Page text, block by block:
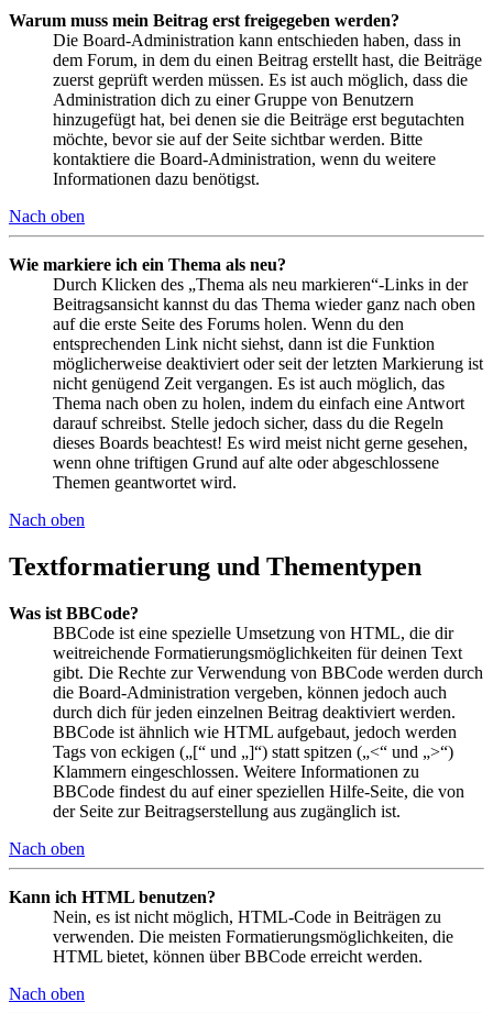
Warum muss mein Beitrag erst freigegeben werden?
Die Board-Administration kann entschieden haben, dass in
dem Forum, in dem du einen Beitrag erstellt hast, die Beiträge
zuerst geprüft werden müssen. Es ist auch möglich, dass die
Administration dich zu einer Gruppe von Benutzern
hinzugefügt hat, bei denen sie die Beiträge erst begutachten
möchte, bevor sie auf der Seite sichtbar werden. Bitte
kontaktiere die Board-Administration, wenn du weitere
Informationen dazu benötigst.
Nach oben
Wie markiere ich ein Thema als neu?
Durch Klicken des „Thema als neu markieren“-Links in der
Beitragsansicht kannst du das Thema wieder ganz nach oben
auf die erste Seite des Forums holen. Wenn du den
entsprechenden Link nicht siehst, dann ist die Funktion
möglicherweise deaktiviert oder seit der letzten Markierung ist
nicht genügend Zeit vergangen. Es ist auch möglich, das
Thema nach oben zu holen, indem du einfach eine Antwort
darauf schreibst. Stelle jedoch sicher, dass du die Regeln
dieses Boards beachtest! Es wird meist nicht gerne gesehen,
wenn ohne triftigen Grund auf alte oder abgeschlossene
Themen geantwortet wird.
Nach oben
Textformatierung und Thementypen
Was ist BBCode?
BBCode ist eine spezielle Umsetzung von HTML, die dir
weitreichende Formatierungsmöglichkeiten für deinen Text
gibt. Die Rechte zur Verwendung von BBCode werden durch
die Board-Administration vergeben, können jedoch auch
durch dich für jeden einzelnen Beitrag deaktiviert werden.
BBCode ist ähnlich wie HTML aufgebaut, jedoch werden
Tags von eckigen („[“ und „]“) statt spitzen („<“ und „>“)
Klammern eingeschlossen. Weitere Informationen zu
BBCode findest du auf einer speziellen Hilfe-Seite, die von
der Seite zur Beitragserstellung aus zugänglich ist.
Nach oben
Kann ich HTML benutzen?
Nein, es ist nicht möglich, HTML-Code in Beiträgen zu
verwenden. Die meisten Formatierungsmöglichkeiten, die
HTML bietet, können über BBCode erreicht werden.
Nach oben